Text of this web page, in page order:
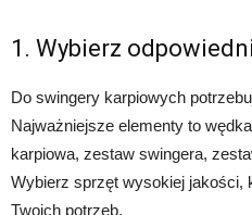
1. Wybierz
Do swingery karpiowych
Najważniejsze elementy to
karpiowa, zestaw swingera,
Wybierz sprzęt wysokiej jakości,
Twoich potrzeb.